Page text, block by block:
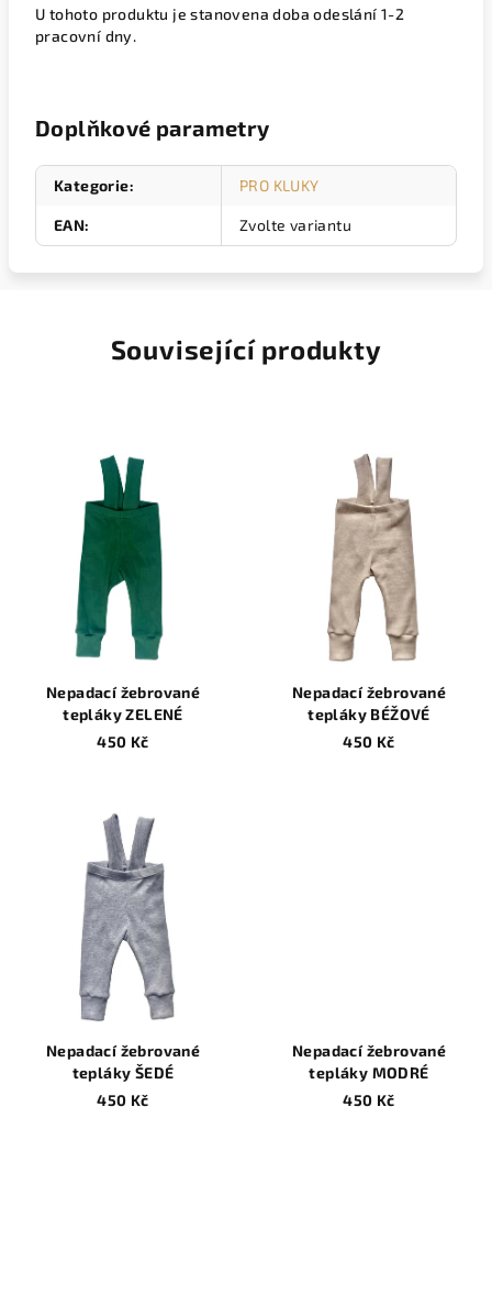
U tohoto produktu je stanovena doba odeslání 1-2
pracovní dny.
Doplňkové parametry
Kategorie: PRO KLUKY
EAN: Zvolte variantu
Související produkty
Nepadací žebrované
tepláky ZELENÉ
450 Kč
Nepadací žebrované
tepláky BÉŽOVÉ
450 Kč
Nepadací žebrované
tepláky ŠEDÉ
450 Kč
Nepadací žebrované
tepláky MODRÉ
450 Kč